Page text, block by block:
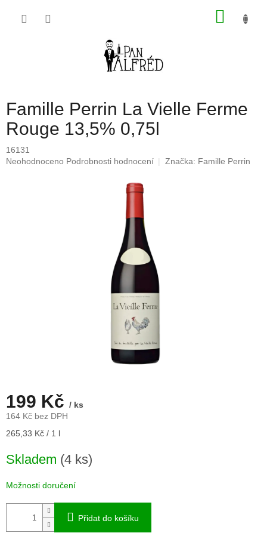
Famille Perrin La Vielle Ferme
Rouge 13,5% 0,75l
16131
Průměrné
Neohodnoceno Podrobnosti hodnocení Značka: Famille Perrin
199 Kč / ks
164 Kč bez DPH
Měrná
265,33 Kč / 1 l
Skladem (4 ks)
Možnosti doručení
Přidat do košíku